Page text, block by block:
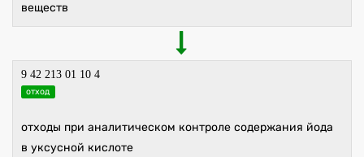
веществ
9 42 213 01 10 4
отход
отходы при аналитическом контроле содержания йода
в уксусной кислоте